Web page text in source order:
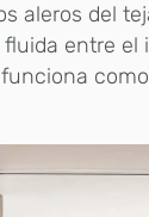
aleros del
entre el